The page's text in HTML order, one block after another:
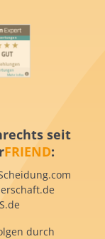
seit
FRIEND:
durch